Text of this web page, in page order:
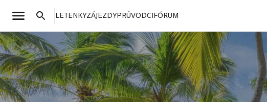
LETENKYZÁJEZDYPRŮVODCIFÓRUM